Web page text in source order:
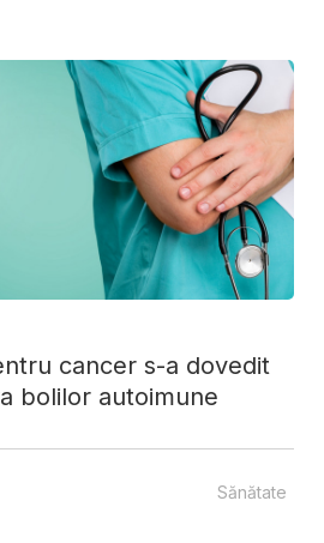
cancer s-a dovedit
bolilor autoimune
Sănătate